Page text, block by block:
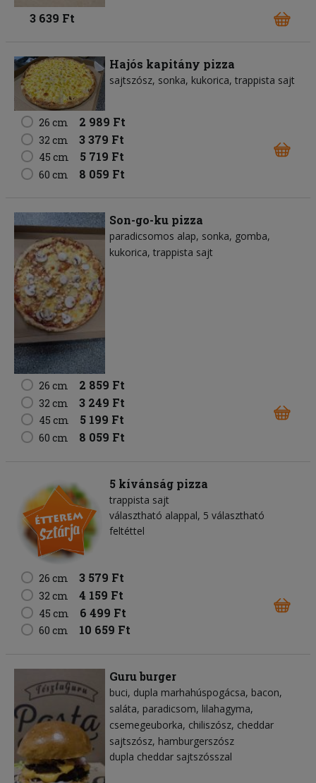
3 639 Ft
Hajós kapitány pizza
sajtszósz sonka kukorica trappista sajt
26 cm 2 989 Ft
32 cm 3 379 Ft
45 cm 5 719 Ft
60 cm 8 059 Ft
Son-go-ku pizza
paradicsomos alap sonka gomba
kukorica trappista sajt
26 cm 2 859 Ft
32 cm 3 249 Ft
45 cm 5 199 Ft
60 cm 8 059 Ft
5 kívánság pizza
trappista sajt
választható alappal, 5 választható
feltéttel
26 cm 3 579 Ft
32 cm 4 159 Ft
45 cm 6 499 Ft
60 cm 10 659 Ft
Guru burger
buci dupla marhahúspogácsa bacon
saláta paradicsom lilahagyma
csemegeuborka chiliszósz cheddar
sajtszósz hamburgerszósz
dupla cheddar sajtszósszal